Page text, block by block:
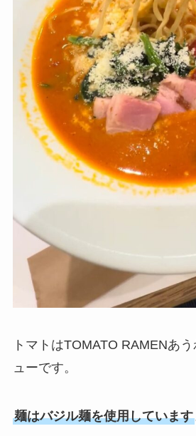
トマトはTOMATO RAMENあ
ューです。
麺はバジル麺を使用しています